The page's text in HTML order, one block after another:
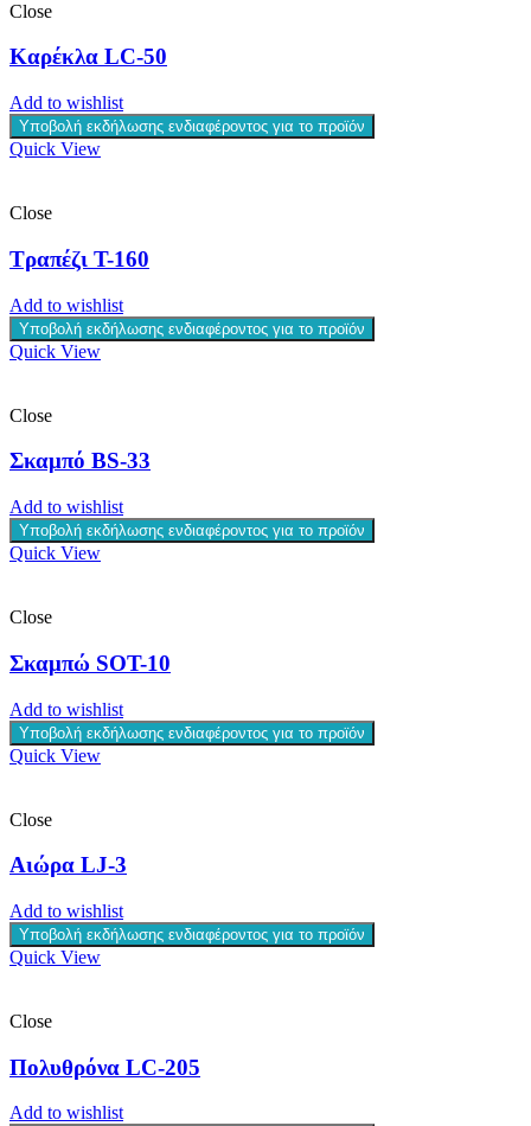
Close
Καρέκλα LC-50
Add to wishlist
Υποβολή εκδήλωσης ενδιαφέροντος για το προϊόν
Quick View
Close
Τραπέζι T-160
Add to wishlist
Υποβολή εκδήλωσης ενδιαφέροντος για το προϊόν
Quick View
Close
Σκαμπό BS-33
Add to wishlist
Υποβολή εκδήλωσης ενδιαφέροντος για το προϊόν
Quick View
Close
Σκαμπώ SOT-10
Add to wishlist
Υποβολή εκδήλωσης ενδιαφέροντος για το προϊόν
Quick View
Close
Αιώρα LJ-3
Add to wishlist
Υποβολή εκδήλωσης ενδιαφέροντος για το προϊόν
Quick View
Close
Πολυθρόνα LC-205
Add to wishlist